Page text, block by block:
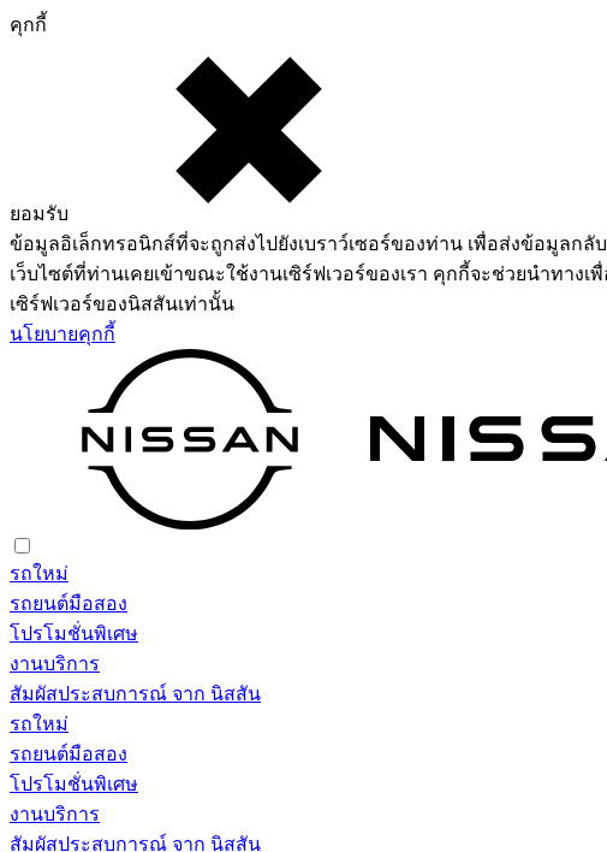
คุกกี้
ยอมรับ
ข้อมูลอิเล็กทรอนิกส์ที่จะถูกส่งไปยังเบราว์เซอร์ของท่าน เพื่อส่งข้อมูลก
เว็บไซต์ที่ท่านเคยเข้าขณะใช้งานเซิร์ฟเวอร์ของเรา คุกกี้จะช่วยนำทา
เซิร์ฟเวอร์ของนิสสันเท่านั้น
นโยบายคุกกี้
รถใหม่
รถยนต์มือสอง
โปรโมชั่นพิเศษ
งานบริการ
สัมผัสประสบการณ์ จาก นิสสัน
รถใหม่
รถยนต์มือสอง
โปรโมชั่นพิเศษ
งานบริการ
สัมผัสประสบการณ์ จาก นิสสัน